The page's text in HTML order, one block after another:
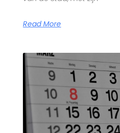
Read More